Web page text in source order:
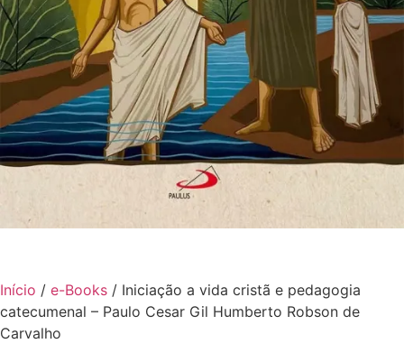
Início / e-Books / Iniciação a vida cristã e pedagogia
catecumenal – Paulo Cesar Gil Humberto Robson de
Carvalho